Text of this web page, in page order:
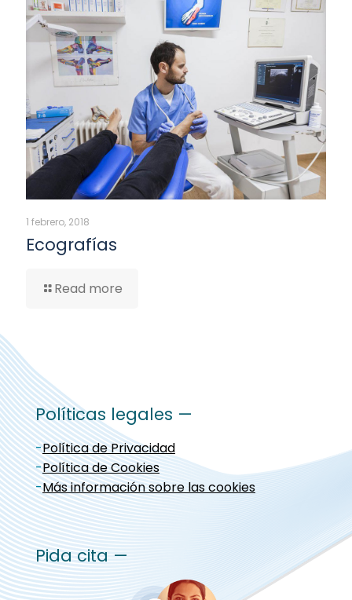
1 febrero, 2018
Ecografías
Read more
Políticas legales —
-Política de Privacidad
-Política de Cookies
-Más información sobre las cookies
Pida cita —